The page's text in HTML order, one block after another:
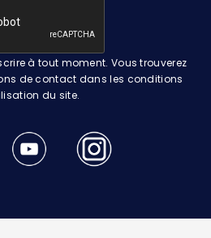
à tout moment. Vous trouverez
de contact dans les conditions
du site.